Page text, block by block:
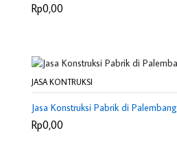
Rp0,00
JASA KONTRUKSI
Jasa Konstruksi Pabrik di Palembang
Rp0,00